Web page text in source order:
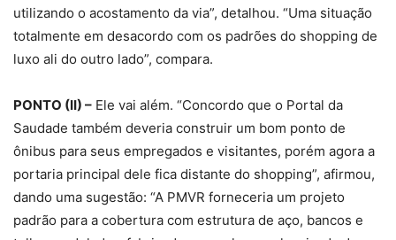
utilizando o acostamento da via”, detalhou. “Uma situação
totalmente em desacordo com os padrões do shopping de
luxo ali do outro lado”, compara.
PONTO (II) – Ele vai além. “Concordo que o Portal da
Saudade também deveria construir um bom ponto de
ônibus para seus empregados e visitantes, porém agora a
portaria principal dele fica distante do shopping”, afirmou,
dando uma sugestão: “A PMVR forneceria um projeto
padrão para a cobertura com estrutura de aço, bancos e